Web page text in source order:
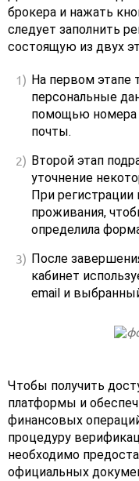
брокера и нажать
следует заполнить
состоящую из двух
На первом этапе
персональные
помощью номера
почты.
Второй этап
уточнение
При
проживания,
определила
После
кабинет
email и
Чтобы получить
платформы и
финансовых
процедуру
необходимо
официальных